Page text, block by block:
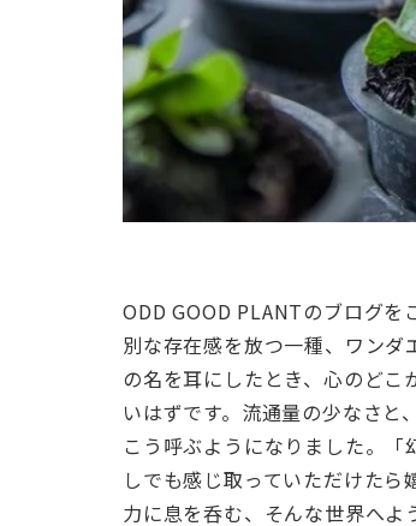
ODD GOOD PLANTのブログ
別な存在感を放つ一種、ワンダ
の名を耳にしたとき、心のど
いはずです。流通量の少なさ
こう呼ぶようになりました。
しでも感じ取っていただけた
力に息を呑む、そんな世界へよ